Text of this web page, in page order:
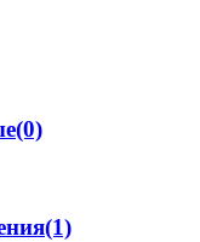
(0)
(1)